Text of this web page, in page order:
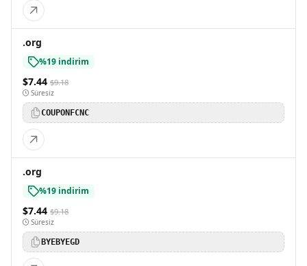
.org
%19 indirim
$7.44 $9.18
Süresiz
COUPONFCNC
.org
%19 indirim
$7.44 $9.18
Süresiz
BYEBYEGD